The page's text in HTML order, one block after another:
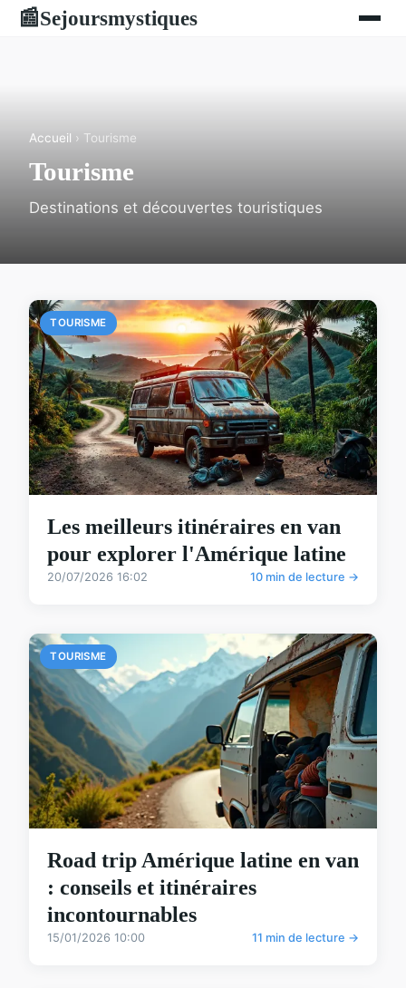
📰Sejoursmystiques
Accueil › Tourisme
Tourisme
Destinations et découvertes touristiques
TOURISME
Les meilleurs itinéraires en van
pour explorer l'Amérique latine
20/07/2026 16:02 10 min de lecture →
TOURISME
Road trip Amérique latine en van
: conseils et itinéraires
incontournables
15/01/2026 10:00 11 min de lecture →